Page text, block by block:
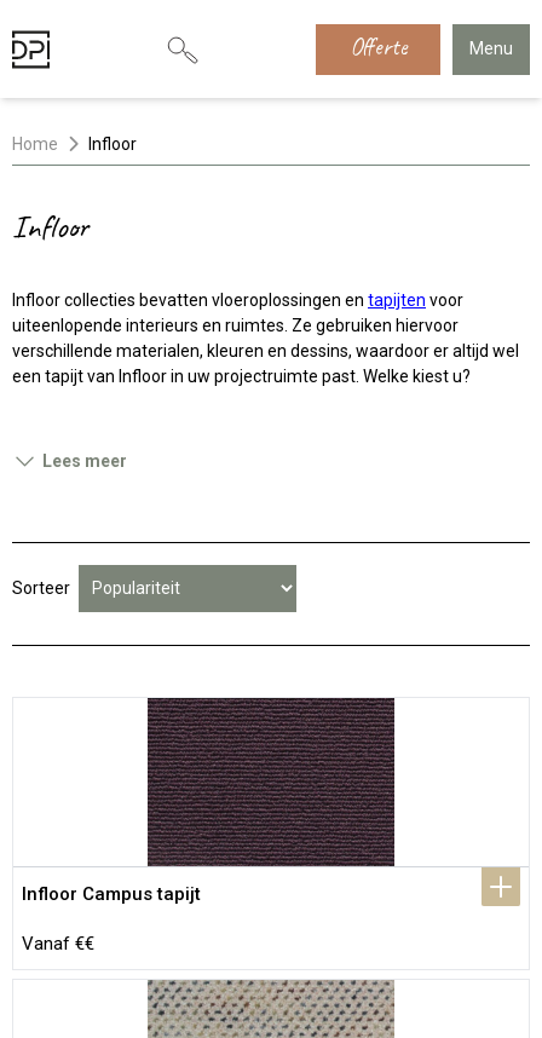
Offerte Menu
Home Infloor
Infloor
Infloor collecties bevatten vloeroplossingen en tapijten voor
uiteenlopende interieurs en ruimtes. Ze gebruiken hiervoor
verschillende materialen, kleuren en dessins, waardoor er altijd wel
een tapijt van Infloor in uw projectruimte past. Welke kiest u?
Lees meer
Sorteer
Infloor Campus tapijt
Vanaf €€